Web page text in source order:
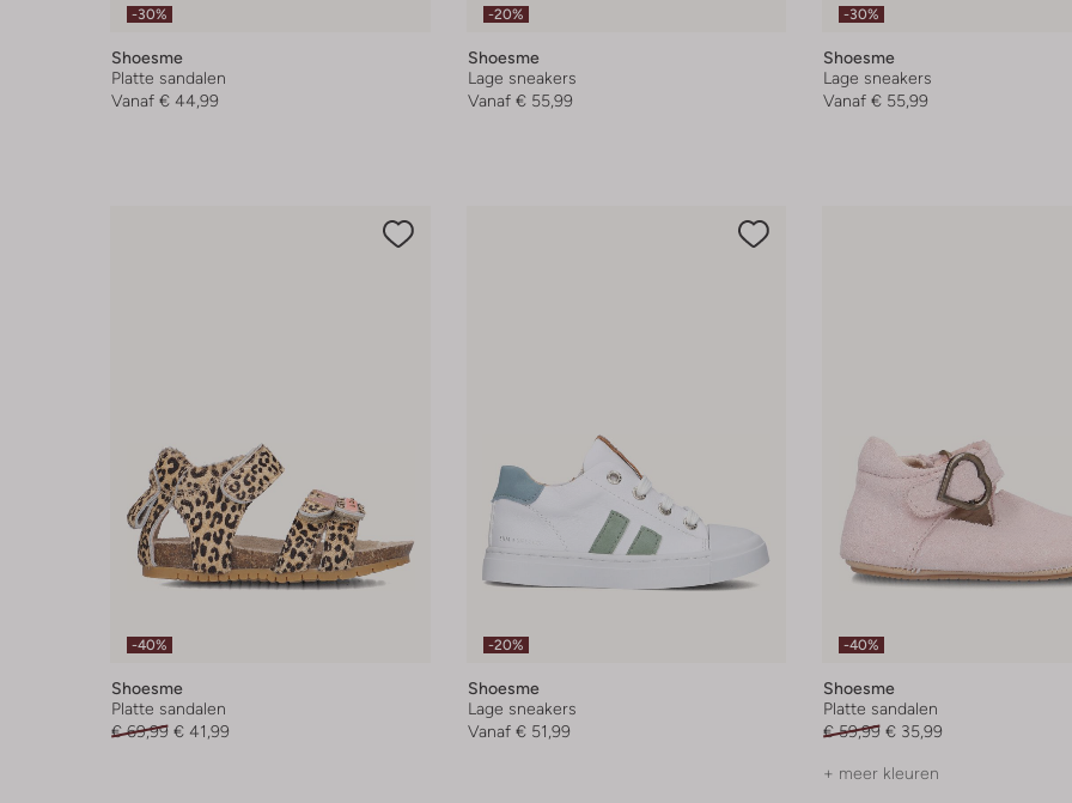
-30%
Shoesme
Platte sandalen
Vanaf € 44,99
-20%
Shoesme
Lage sneakers
Vanaf € 55,99
-30%
Shoesme
Lage sneakers
Vanaf € 55,99
-40%
Shoesme
Platte sandalen
€ 69,99 € 41,99
-20%
Shoesme
Lage sneakers
Vanaf € 51,99
-40%
Shoesme
Platte sandalen
€ 59,99 € 35,99
+ meer kleuren